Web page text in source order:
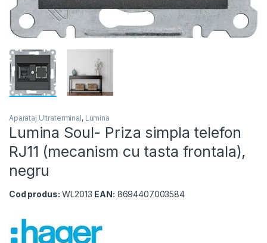
Aparataj Ultraterminal, Lumina
Lumina Soul- Priza simpla telefon
RJ11 (mecanism cu tasta frontala),
negru
Cod produs: WL2013 EAN: 8694407003584